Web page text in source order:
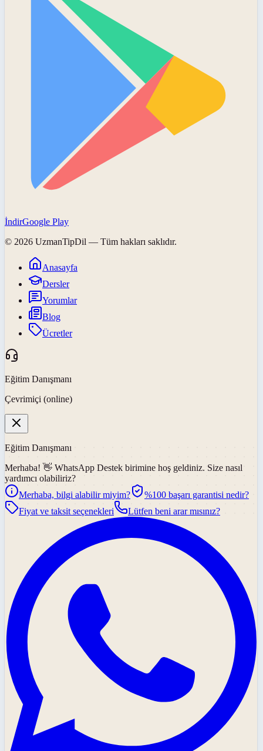
İndirGoogle Play
© 2026 UzmanTipDil — Tüm hakları saklıdır.
Anasayfa
Dersler
Yorumlar
Blog
Ücretler
Eğitim Danışmanı
Çevrimiçi (online)
Eğitim Danışmanı
Merhaba! 👋 WhatsApp Destek birimine hoş geldiniz. Size nasıl
yardımcı olabiliriz?
Merhaba, bilgi alabilir miyim?
%100 başarı garantisi nedir?
Fiyat ve taksit seçenekleri
Lütfen beni arar mısınız?